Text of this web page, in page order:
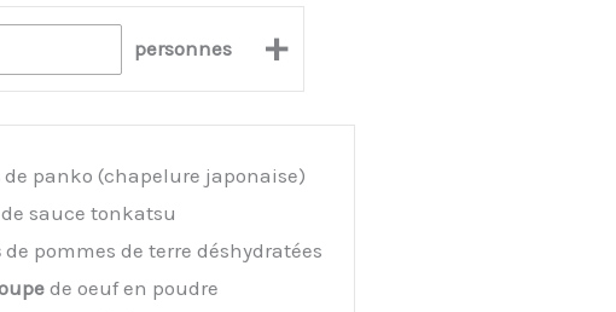
personnes +
de panko (chapelure japonaise)
de sauce tonkatsu
de pommes de terre déshydratées
de oeuf en poudre